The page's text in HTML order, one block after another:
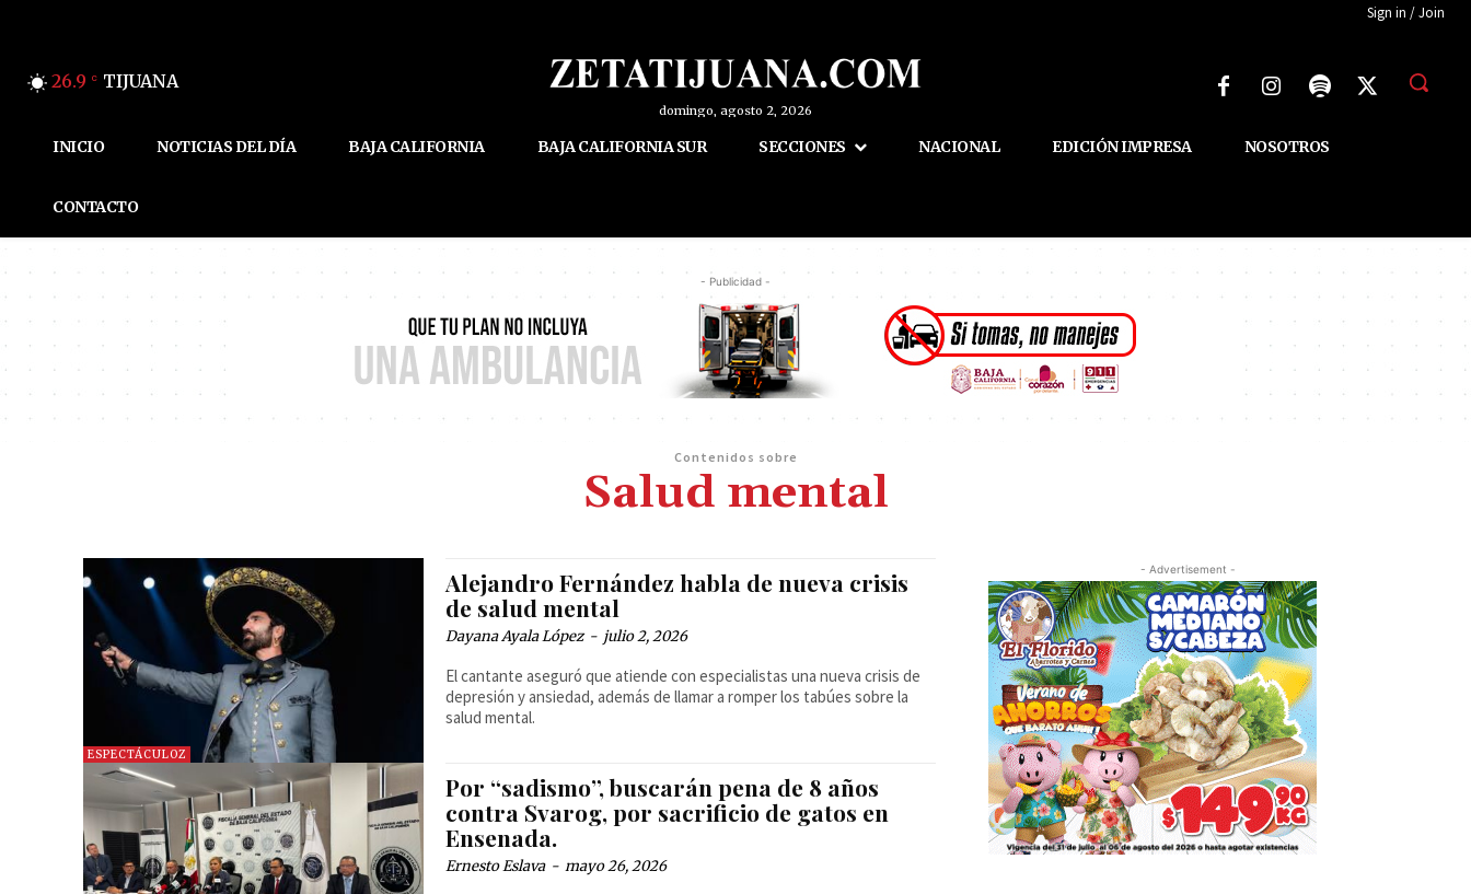
Sign in / Join
26.9 C TIJUANA
domingo, agosto 2, 2026
INICIO NOTICIAS DEL DÍA BAJA CALIFORNIA BAJA CALIFORNIA SUR SECCIONES NACIONAL EDICIÓN IMPRESA NOSOTROS
CONTACTO
- Publicidad -
Contenidos sobre
Salud mental
ESPECTÁCULOZ
Alejandro Fernández habla de nueva crisis
de salud mental
Dayana Ayala López - julio 2, 2026
El cantante aseguró que atiende con especialistas una nueva crisis de
depresión y ansiedad, además de llamar a romper los tabúes sobre la
salud mental.
Por “sadismo”, buscarán pena de 8 años
contra Svarog, por sacrificio de gatos en
Ensenada.
Ernesto Eslava - mayo 26, 2026
- Advertisement -